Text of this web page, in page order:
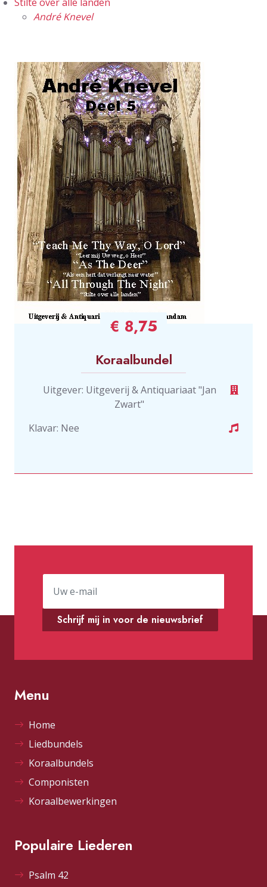
André Knevel
€ 8,75
Koraalbundel
Uitgever: Uitgeverij & Antiquariaat "Jan
Zwart"
Klavar: Nee
Schrijf mij in voor de nieuwsbrief
Menu
Home
Liedbundels
Koraalbundels
Componisten
Koraalbewerkingen
Populaire Liederen
Psalm 42